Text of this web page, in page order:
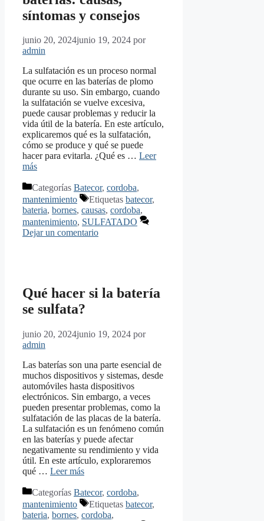
síntomas y consejos
junio 20, 2024junio 19, 2024 por
admin
La sulfatación es un proceso normal
que ocurre en las baterías de plomo
durante su uso. Sin embargo, cuando
la sulfatación se vuelve excesiva,
puede causar problemas y reducir la
vida útil de la batería. En este artículo,
explicaremos qué es la sulfatación,
cómo se produce y qué se puede
hacer para evitarla. ¿Qué es … Leer
más
Categorías Batecor, cordoba,
mantenimiento
Etiquetas batecor,
bateria, bornes, causas, cordoba,
mantenimiento, SULFATADO
Dejar un comentario
Qué hacer si la batería
se sulfata?
junio 20, 2024junio 19, 2024 por
admin
Las baterías son una parte esencial de
muchos dispositivos y sistemas, desde
automóviles hasta dispositivos
electrónicos. Sin embargo, a veces
pueden presentar problemas, como la
sulfatación de las placas de la batería.
La sulfatación es un fenómeno común
en las baterías y puede afectar
negativamente su rendimiento y vida
útil. En este artículo, exploraremos
qué … Leer más
Categorías Batecor, cordoba,
mantenimiento
Etiquetas batecor,
bateria, bornes, cordoba,